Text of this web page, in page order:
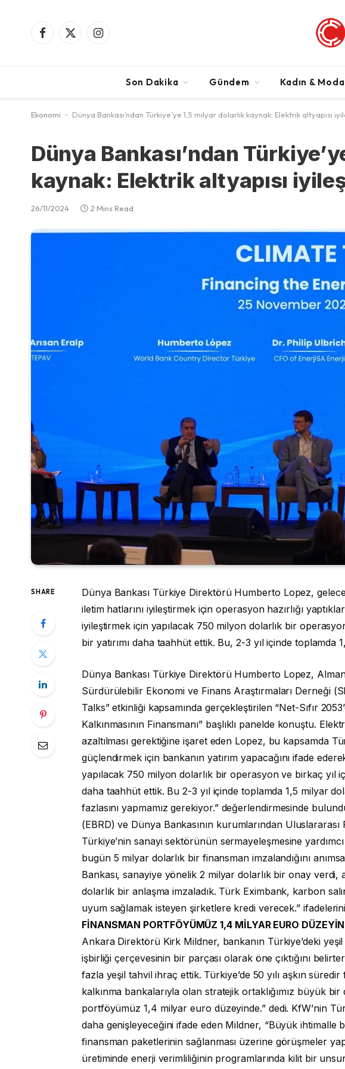
Facebook
X
Instagram
Son Dakika Gündem Kadın & Moda
Ekonomi - Dünya Bankası’ndan Türkiye’ye 1,5 milyar dolarlık kaynak: Elektrik altyapısı
Dünya Bankası’ndan
kaynak: Elektrik altyapısı
26/11/2024 2 Mins Read
SHARE
Dünya Bankası Türkiye Direktörü Humberto Lopez,
iletim hatlarını iyileştirmek için operasyon hazırlığı
iyileştirmek için yapılacak 750 milyon dolarlık bir
bir yatırımı daha taahhüt ettik. Bu, 2-3 yıl içinde toplamda
Dünya Bankası Türkiye Direktörü Humberto Lopez,
Sürdürülebilir Ekonomi ve Finans Araştırmaları Derneği
Talks” etkinliği kapsamında gerçekleştirilen “Net-Sıfır
Kalkınmasının Finansmanı” başlıklı panelde konuştu.
azaltılması gerektiğine işaret eden Lopez, bu kapsamda
güçlendirmek için bankanın yatırım yapacağını ifade
yapılacak 750 milyon dolarlık bir operasyon ve birkaç yıl
daha taahhüt ettik. Bu 2-3 yıl içinde toplamda 1,5 milyar
fazlasını yapmamız gerekiyor.” değerlendirmesinde
(EBRD) ve Dünya Bankasının kurumlarından
Türkiye’nin sanayi sektörünün sermayeleşmesine
bugün 5 milyar dolarlık bir finansman imzalandığını
Bankası, sanayiye yönelik 2 milyar dolarlık bir onay verdi,
dolarlık bir anlaşma imzaladık. Türk Eximbank, karbon
uyum sağlamak isteyen şirketlere kredi verecek.”
FİNANSMAN PORTFÖYÜMÜZ 1,4 MİLYAR EURO
Ankara Direktörü Kirk Mildner, bankanın Türkiye’deki yeşil
işbirliği çerçevesinin bir parçası olarak öne çıktığını
fazla yeşil tahvil ihraç ettik. Türkiye’de 50 yılı aşkın
kalkınma bankalarıyla olan stratejik ortaklığımız büyük
portföyümüz 1,4 milyar euro düzeyinde.” dedi. KfW’nin
daha genişleyeceğini ifade eden Mildner, “Büyük ihtimalle
finansman paketlerinin sağlanması üzerine görüşmeler
üretiminde enerji verimliliğinin programlarında kilit bir